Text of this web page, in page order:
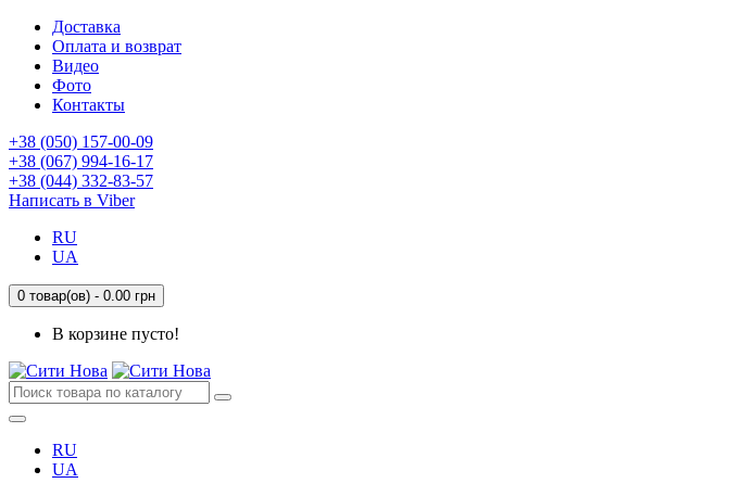
Доставка
Оплата и возврат
Видео
Фото
Контакты
+38 (050) 157-00-09
+38 (067) 994-16-17
+38 (044) 332-83-57
Написать в Viber
RU
UA
0 товар(ов) - 0.00 грн
В корзине пусто!
RU
UA